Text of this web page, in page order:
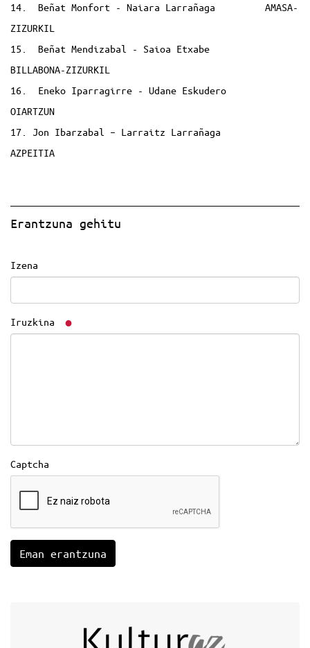
14. Beñat Monfort - Naiara Larrañaga AMASA-
ZIZURKIL
15. Beñat Mendizabal - Saioa Etxabe
BILLABONA-ZIZURKIL
16. Eneko Iparragirre - Udane Eskudero
OIARTZUN
17. Jon Ibarzabal – Larraitz Larrañaga
AZPEITIA
Erantzuna gehitu
Izena
Iruzkina
Captcha